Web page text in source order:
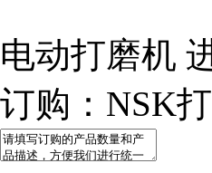
税务登记证
电动打磨机
订购：NSK